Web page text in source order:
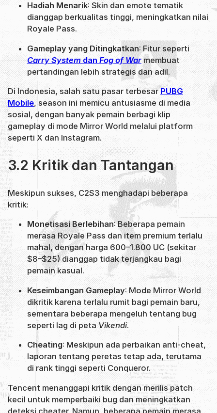
Hadiah Menarik: Skin dan emote tematik
dianggap berkualitas tinggi, meningkatkan nilai
Royale Pass.
Gameplay yang Ditingkatkan: Fitur seperti
Carry Systemdan Fog of Warmembuat
pertandingan lebih strategis dan adil.
Di Indonesia, salah satu pasar terbesarPUBG
Mobile, season ini memicu antusiasme di media
sosial, dengan banyak pemain berbagi klip
gameplay di mode Mirror World melalui platform
seperti X dan Instagram.
3.2 Kritik dan Tantangan
Meskipun sukses, C2S3 menghadapi beberapa
kritik:
Monetisasi Berlebihan: Beberapa pemain
merasa Royale Pass dan item premium terlalu
mahal, dengan harga 600–1.800 UC (sekitar
$8–$25) dianggap tidak terjangkau bagi
pemain kasual.
Keseimbangan Gameplay: Mode Mirror World
dikritik karena terlalu rumit bagi pemain baru,
sementara beberapa mengeluh tentang bug
seperti lag di peta Vikendi.
Cheating: Meskipun ada perbaikan anti-cheat,
laporan tentang peretas tetap ada, terutama
di rank tinggi seperti Conqueror.
Tencent menanggapi kritik dengan merilis patch
kecil untuk memperbaiki bug dan meningkatkan
deteksi cheater. Namun, beberapa pemain merasa